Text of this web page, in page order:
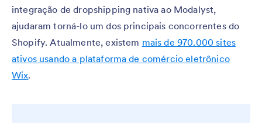
integração de dropshipping nativa ao Modalyst,
ajudaram torná-lo um dos principais concorrentes do
Shopify. Atualmente, existem mais de 970.000 sites
ativos usando a plataforma de comércio eletrônico
Wix.